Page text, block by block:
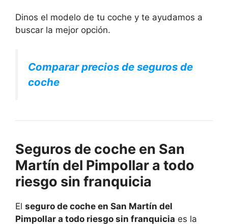
Dinos el modelo de tu coche y te ayudamos a
buscar la mejor opción.
Comparar precios de seguros de
coche
Seguros de coche en San
Martín del Pimpollar a todo
riesgo sin franquicia
El seguro de coche en San Martín del
Pimpollar a todo riesgo sin franquicia es la